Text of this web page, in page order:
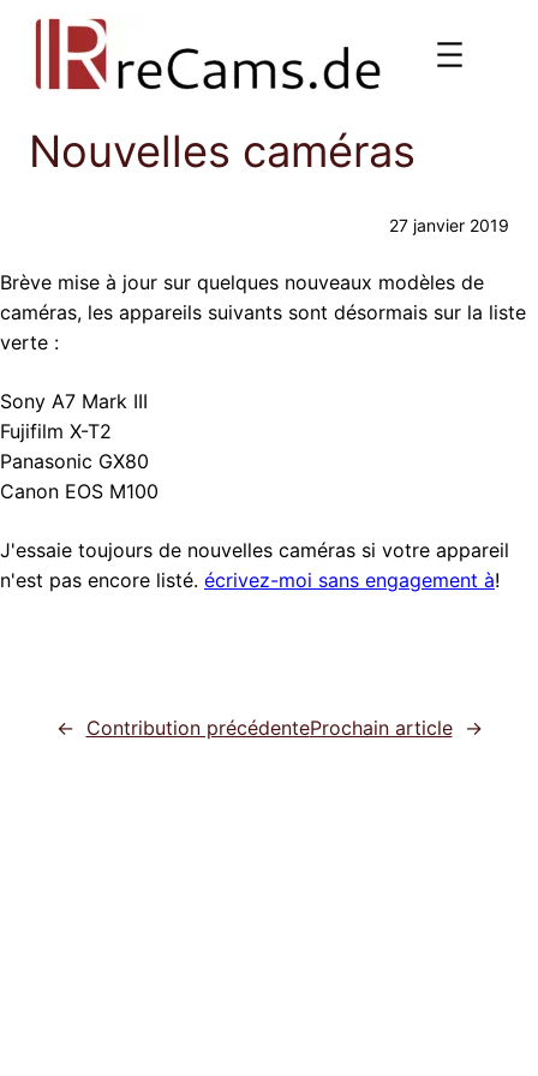
Aller
Nouvelles caméras
27 janvier 2019
Brève mise à jour sur quelques nouveaux modèles de
caméras, les appareils suivants sont désormais sur la liste
verte :
Sony A7 Mark III
Fujifilm X-T2
Panasonic GX80
Canon EOS M100
J'essaie toujours de nouvelles caméras si votre appareil
n'est pas encore listé. écrivez-moi sans engagement à!
← Contribution précédenteProchain article →